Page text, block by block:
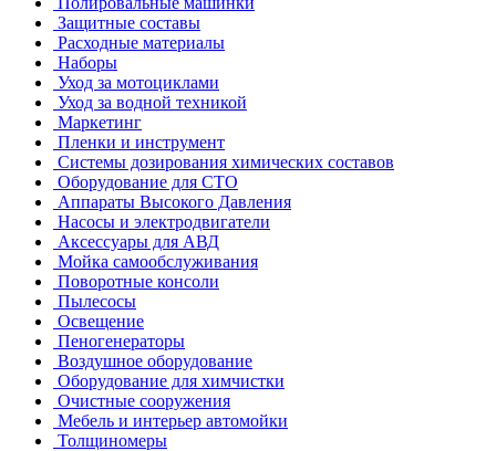
Защитные составы
Расходные материалы
Наборы
Уход за мотоциклами
Уход за водной техникой
Маркетинг
Пленки и инструмент
Системы дозирования химических составов
Оборудование для СТО
Аппараты Высокого Давления
Насосы и электродвигатели
Аксессуары для АВД
Мойка самообслуживания
Поворотные консоли
Пылесосы
Освещение
Пеногенераторы
Воздушное оборудование
Оборудование для химчистки
Очистные сооружения
Мебель и интерьер автомойки
Толщиномеры